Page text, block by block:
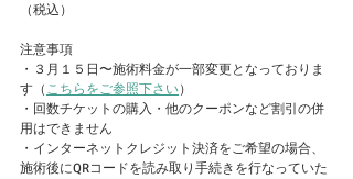
（税込）
注意事項
・３月１５日〜施術料金が一部変更となっておりま
す（ こちらをご参照下さい）
・回数チケットの購入・他のクーポンなど割引の併
用はできません
・インターネットクレジット決済をご希望の場合、
施術後にQRコードを読み取り手続きを行なっていた